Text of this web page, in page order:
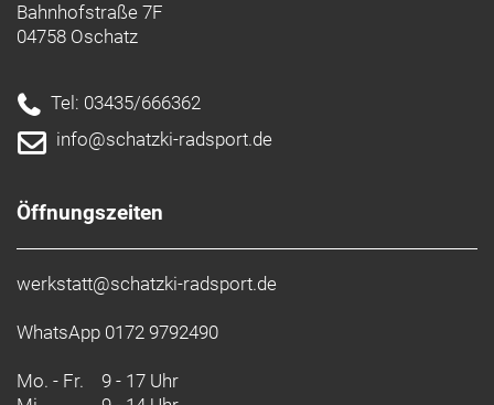
Bahnhofstraße 7F
04758 Oschatz
Tel: 03435/666362
info@schatzki-radsport.de
Öffnungszeiten
werkstatt@schatzki-radsport.de
WhatsApp 0172 9792490
Mo. - Fr. 9 - 17 Uhr